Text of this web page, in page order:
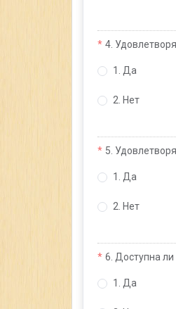
4.
1. Да
2. Нет
5.
1. Да
2. Нет
6. Доступна
1. Да